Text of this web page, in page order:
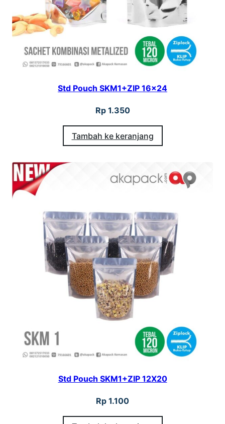
Std Pouch SKM1+ZIP 16×24
Rp1.350
Tambah ke keranjang
Std Pouch SKM1+ZIP 12X20
Rp 1.100